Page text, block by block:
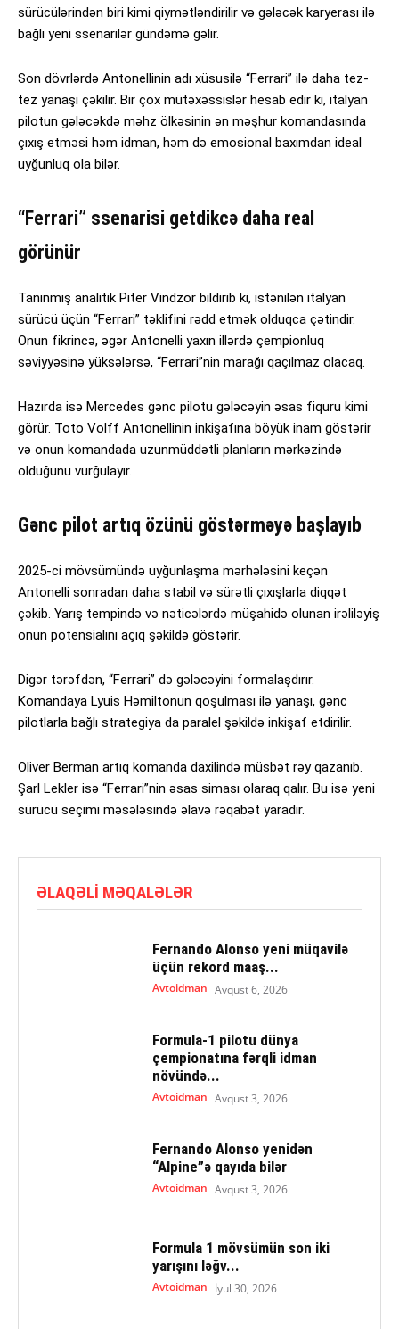
sürücülərindən biri kimi qiymətləndirilir və gələcək karyerası ilə
bağlı yeni ssenarilər gündəmə gəlir.
Son dövrlərdə Antonellinin adı xüsusilə “Ferrari” ilə daha tez-
tez yanaşı çəkilir. Bir çox mütəxəssislər hesab edir ki, italyan
pilotun gələcəkdə məhz ölkəsinin ən məşhur komandasında
çıxış etməsi həm idman, həm də emosional baxımdan ideal
uyğunluq ola bilər.
“Ferrari” ssenarisi getdikcə daha real
görünür
Tanınmış analitik Piter Vindzor bildirib ki, istənilən italyan
sürücü üçün “Ferrari” təklifini rədd etmək olduqca çətindir.
Onun fikrincə, əgər Antonelli yaxın illərdə çempionluq
səviyyəsinə yüksələrsə, “Ferrari”nin marağı qaçılmaz olacaq.
Hazırda isə Mercedes gənc pilotu gələcəyin əsas fiquru kimi
görür. Toto Volff Antonellinin inkişafına böyük inam göstərir
və onun komandada uzunmüddətli planların mərkəzində
olduğunu vurğulayır.
Gənc pilot artıq özünü göstərməyə başlayıb
2025-ci mövsümündə uyğunlaşma mərhələsini keçən
Antonelli sonradan daha stabil və sürətli çıxışlarla diqqət
çəkib. Yarış tempində və nəticələrdə müşahidə olunan irəliləyiş
onun potensialını açıq şəkildə göstərir.
Digər tərəfdən, “Ferrari” də gələcəyini formalaşdırır.
Komandaya Lyuis Həmiltonun qoşulması ilə yanaşı, gənc
pilotlarla bağlı strategiya da paralel şəkildə inkişaf etdirilir.
Oliver Berman artıq komanda daxilində müsbət rəy qazanıb.
Şarl Lekler isə “Ferrari”nin əsas siması olaraq qalır. Bu isə yeni
sürücü seçimi məsələsində əlavə rəqabət yaradır.
ƏLAQƏLI MƏQALƏLƏR
Fernando Alonso yeni müqavilə
üçün rekord maaş...
Avtoidman Avqust 6, 2026
Formula-1 pilotu dünya
çempionatına fərqli idman
növündə...
Avtoidman Avqust 3, 2026
Fernando Alonso yenidən
“Alpine”ə qayıda bilər
Avtoidman Avqust 3, 2026
Formula 1 mövsümün son iki
yarışını ləğv...
Avtoidman İyul 30, 2026